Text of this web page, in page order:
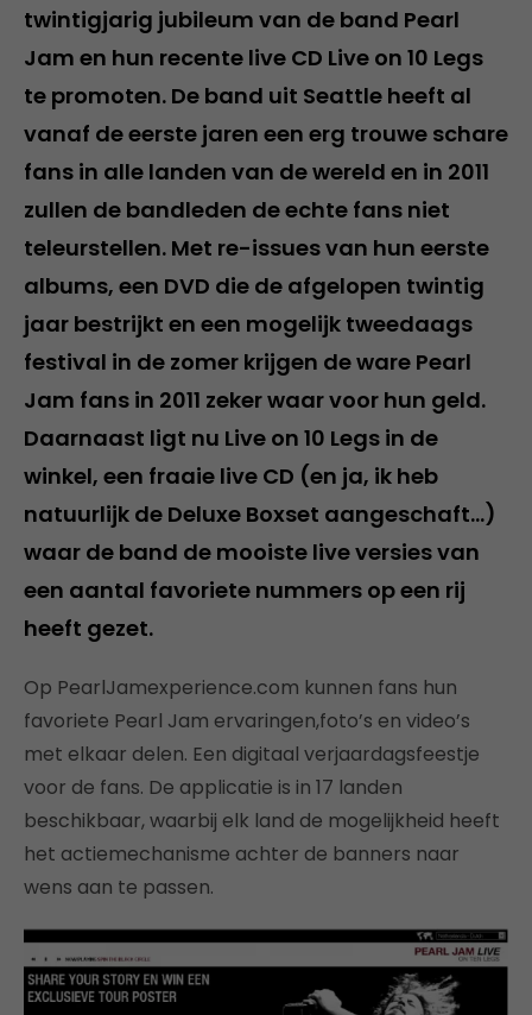
twintigjarig jubileum van de band Pearl
Jam en hun recente live CD Live on 10 Legs
te promoten. De band uit Seattle heeft al
vanaf de eerste jaren een erg trouwe schare
fans in alle landen van de wereld en in 2011
zullen de bandleden de echte fans niet
teleurstellen. Met re-issues van hun eerste
albums, een DVD die de afgelopen twintig
jaar bestrijkt en een mogelijk tweedaags
festival in de zomer krijgen de ware Pearl
Jam fans in 2011 zeker waar voor hun geld.
Daarnaast ligt nu Live on 10 Legs in de
winkel, een fraaie live CD (en ja, ik heb
natuurlijk de Deluxe Boxset aangeschaft…)
waar de band de mooiste live versies van
een aantal favoriete nummers op een rij
heeft gezet.
Op PearlJamexperience.com kunnen fans hun
favoriete Pearl Jam ervaringen,foto’s en video’s
met elkaar delen. Een digitaal verjaardagsfeestje
voor de fans. De applicatie is in 17 landen
beschikbaar, waarbij elk land de mogelijkheid heeft
het actiemechanisme achter de banners naar
wens aan te passen.